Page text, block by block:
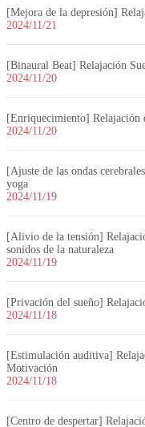
[Mejora de la depresión]
2024/11/21
[Binaural Beat] Relajación
2024/11/20
[Enriquecimiento]
2024/11/20
[Ajuste de las ondas
yoga
2024/11/19
[Alivio de la tensión]
sonidos de la naturaleza
2024/11/19
[Privación del sueño]
2024/11/18
[Estimulación auditiva]
Motivación
2024/11/18
[Centro de despertar]